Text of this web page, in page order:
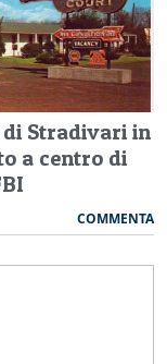
di Stradivari in
a centro di
COMMENTA